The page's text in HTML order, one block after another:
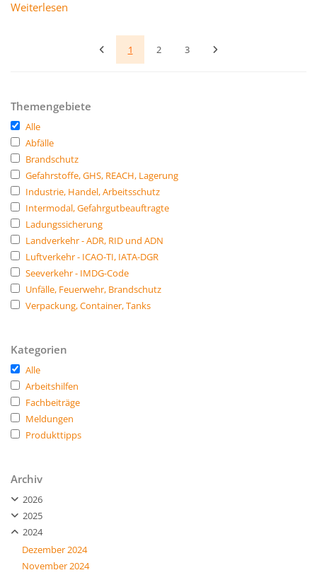
Weiterlesen
1 2 3
Themengebiete
Alle
Abfälle
Brandschutz
Gefahrstoffe, GHS, REACH, Lagerung
Industrie, Handel, Arbeitsschutz
Intermodal, Gefahrgutbeauftragte
Ladungssicherung
Landverkehr - ADR, RID und ADN
Luftverkehr - ICAO-TI, IATA-DGR
Seeverkehr - IMDG-Code
Unfälle, Feuerwehr, Brandschutz
Verpackung, Container, Tanks
Kategorien
Alle
Arbeitshilfen
Fachbeiträge
Meldungen
Produkttipps
Archiv
2026
2025
2024
Dezember 2024
November 2024